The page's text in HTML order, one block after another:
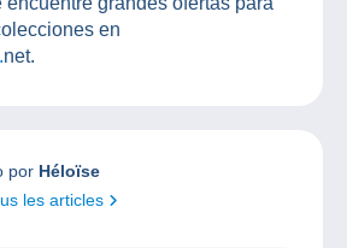
en
net.
por Héloïse
les articles